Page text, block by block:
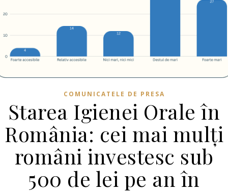
COMUNICATELE DE PRESA
Starea Igienei Orale în
România: cei mai mulți
români investesc sub
500 de lei pe an în